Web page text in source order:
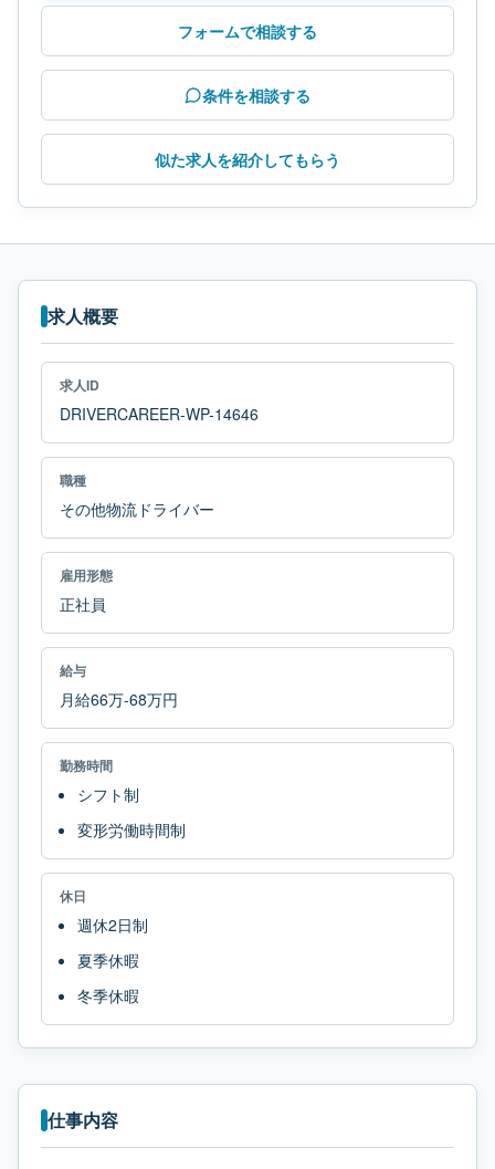
フォームで相談する
条件を相談する
似た求人を紹介してもらう
求人概要
求人ID
DRIVERCAREER-WP-14646
職種
その他物流ドライバー
雇用形態
正社員
給与
月給66万-68万円
勤務時間
シフト制
変形労働時間制
休日
週休2日制
夏季休暇
冬季休暇
仕事内容